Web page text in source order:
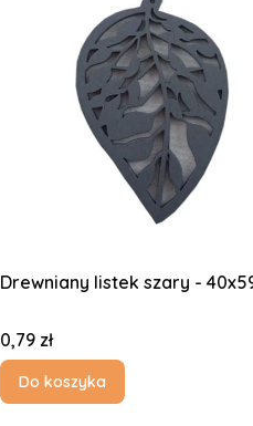
Drewniany listek szary -
Cena
0,79 zł
Do koszyka